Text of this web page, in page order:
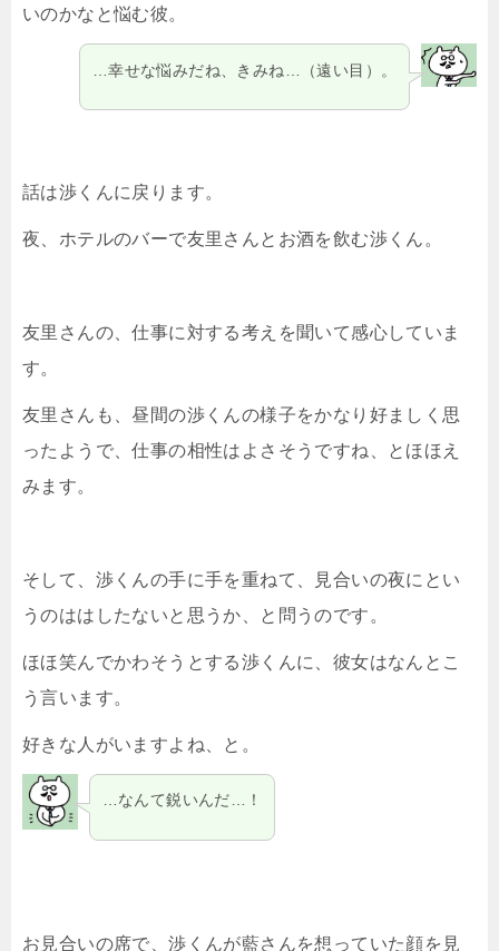
いのかなと悩む彼。
…幸せな悩みだね、きみね…（遠い目）。
話は渉くんに戻ります。
夜、ホテルのバーで友里さんとお酒を飲む渉くん。
友里さんの、仕事に対する考えを聞いて感心していま
す。
友里さんも、昼間の渉くんの様子をかなり好ましく思
ったようで、仕事の相性はよさそうですね、とほほえ
みます。
そして、渉くんの手に手を重ねて、見合いの夜にとい
うのははしたないと思うか、と問うのです。
ほほ笑んでかわそうとする渉くんに、彼女はなんとこ
う言います。
好きな人がいますよね、と。
…なんて鋭いんだ…！
お見合いの席で、渉くんが藍さんを想っていた顔を見